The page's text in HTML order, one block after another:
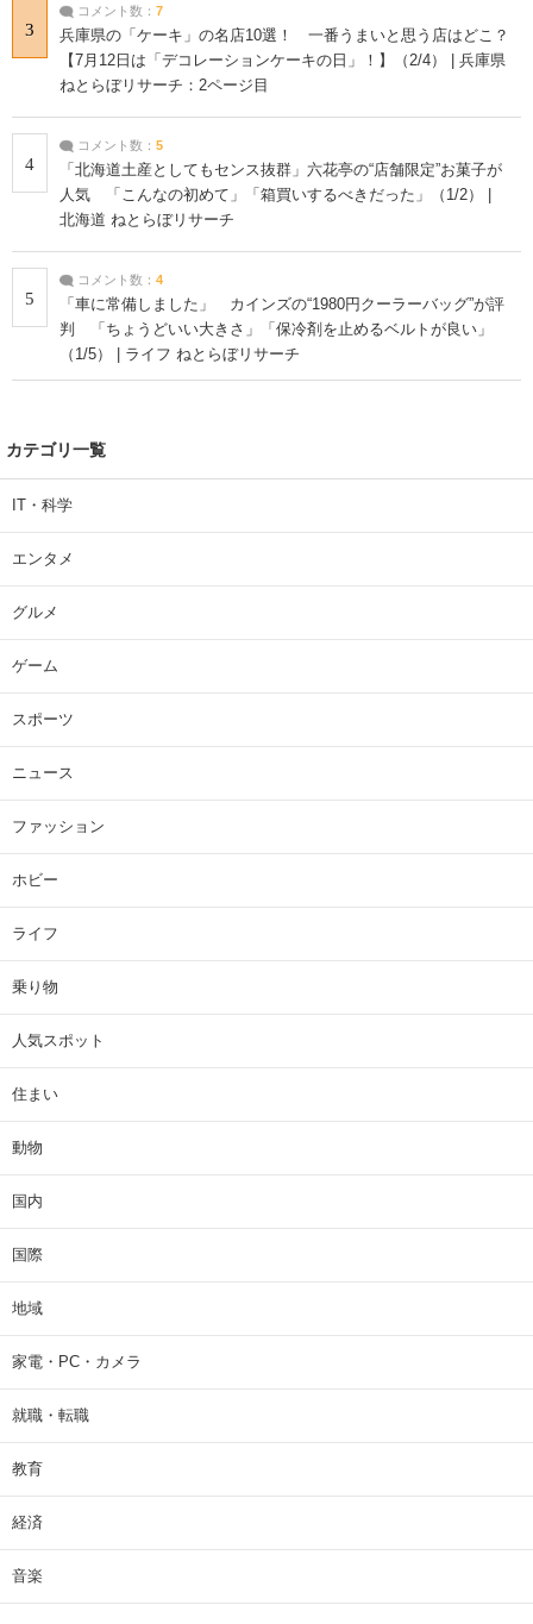
3
コメント数： 7
兵庫県の「ケーキ」の名店10選！ 一番うまいと思う店はどこ？
【7月12日は「デコレーションケーキの日」！】（2/4） | 兵庫県
ねとらぼリサーチ：2ページ目
4
コメント数： 5
「北海道土産としてもセンス抜群」六花亭の“店舗限定”お菓子が
人気 「こんなの初めて」「箱買いするべきだった」（1/2） |
北海道 ねとらぼリサーチ
5
コメント数： 4
「車に常備しました」 カインズの“1980円クーラーバッグ”が評
判 「ちょうどいい大きさ」「保冷剤を止めるベルトが良い」
（1/5） | ライフ ねとらぼリサーチ
カテゴリ一覧
IT・科学
エンタメ
グルメ
ゲーム
スポーツ
ニュース
ファッション
ホビー
ライフ
乗り物
人気スポット
住まい
動物
国内
国際
地域
家電・PC・カメラ
就職・転職
教育
経済
音楽